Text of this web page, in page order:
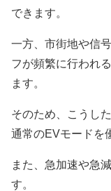
できます。
一方、市街地や信
フが頻繁に行われ
ます。
そのため、こうし
通常のEVモードを
また、急加速や急
す。